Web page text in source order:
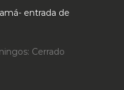
entrada de
Cerrado